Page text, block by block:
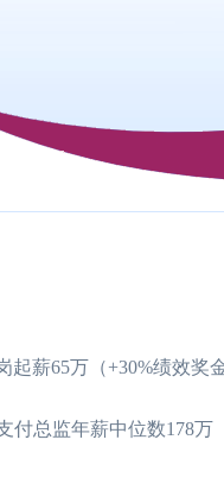
薪65万（+30%绩效奖
总监年薪中位数178万